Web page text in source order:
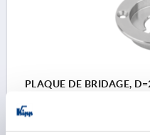
PLAQUE DE BRIDAGE,